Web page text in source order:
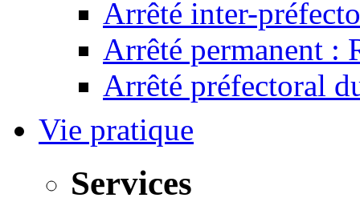
Arrêté inter-
Arrêté permanent :
Arrêté préfectoral
Vie pratique
Services